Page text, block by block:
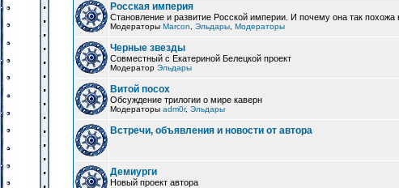
Росская империя
Становление и развитие Росской империи. И почему она так
Модераторы Marcon Эльдары Модераторы
Черные звезды
Совместный с Екатериной Белецкой проект
Модератор Эльдары
Витой посох
Обсуждение трилогии о мире каверн
Модераторы adm0r, Эльдары
Встречи, объявления и новости от автора
Демиурги
Новый проект автора